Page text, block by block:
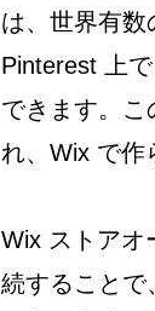
は、世界有数
Pinterest 上
できます。
れ、Wix で作
Wix ストアオ
続することで